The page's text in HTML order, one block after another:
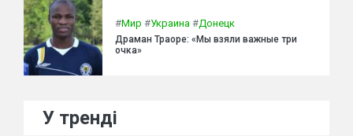
#Мир #Украина #Донецк
Драман Траоре: «Мы взяли важные три
очка»
У тренді